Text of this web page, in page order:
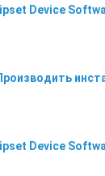
Device
Device